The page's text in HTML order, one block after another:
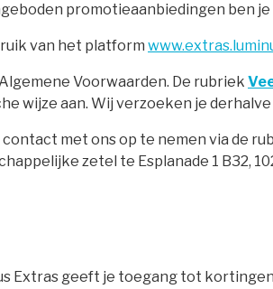
promotieaanbiedingen ben
van het platform
Voorwaarden. De rubriek
wijze aan. Wij verzoeken je
met ons op te nemen via de
zetel te Esplanade 1 B32,
Extras geeft je toegang tot